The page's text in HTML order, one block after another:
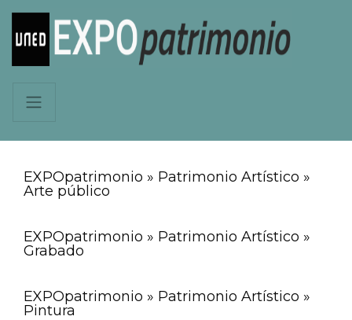
EXPOpatrimonio » Patrimonio Artístico »
Arte público
EXPOpatrimonio » Patrimonio Artístico »
Grabado
EXPOpatrimonio » Patrimonio Artístico »
Pintura